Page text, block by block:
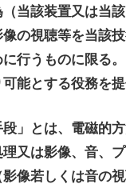
当該装置又は当
の視聴等を当該
行うものに限る
能とする役務を
」とは、電磁的
又は影像、音、
像若しくは音の